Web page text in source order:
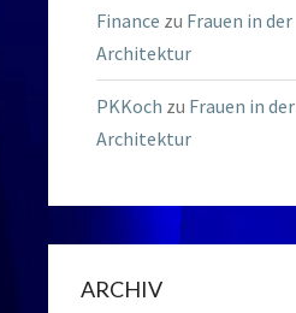
Finance zu Frauen in der
Architektur
PKKoch zu Frauen in der
Architektur
ARCHIV